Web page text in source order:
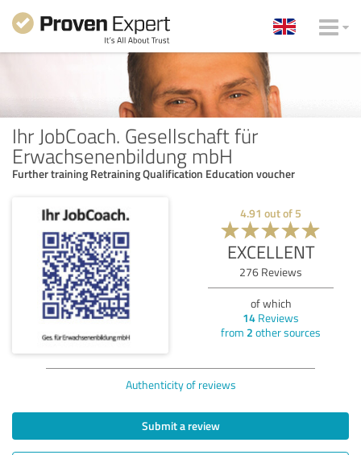
Ihr JobCoach. Gesellschaft für
Erwachsenenbildung mbH
Further training Retraining Qualification Education voucher
4.91 out of 5
EXCELLENT
276 Reviews
of which
14 Reviews
from 2 other sources
Authenticity of reviews
Submit a review